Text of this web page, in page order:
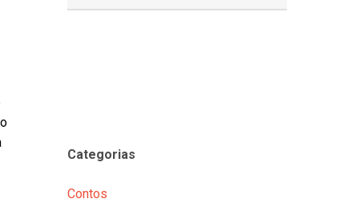
Categorias
Contos